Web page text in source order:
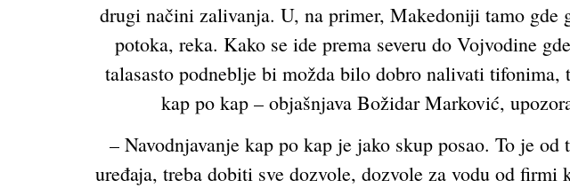
drugi načini zalivanja. U, na primer, Makedoniji tamo
potoka, reka. Kako se ide prema severu do Vojvodine
talasasto podneblje bi možda bilo dobro nalivati
kap po kap – objašnjava Božidar Marković,
– Navodnjavanje kap po kap je jako skup posao. To je
uređaja, treba dobiti sve dozvole, dozvole za vodu od